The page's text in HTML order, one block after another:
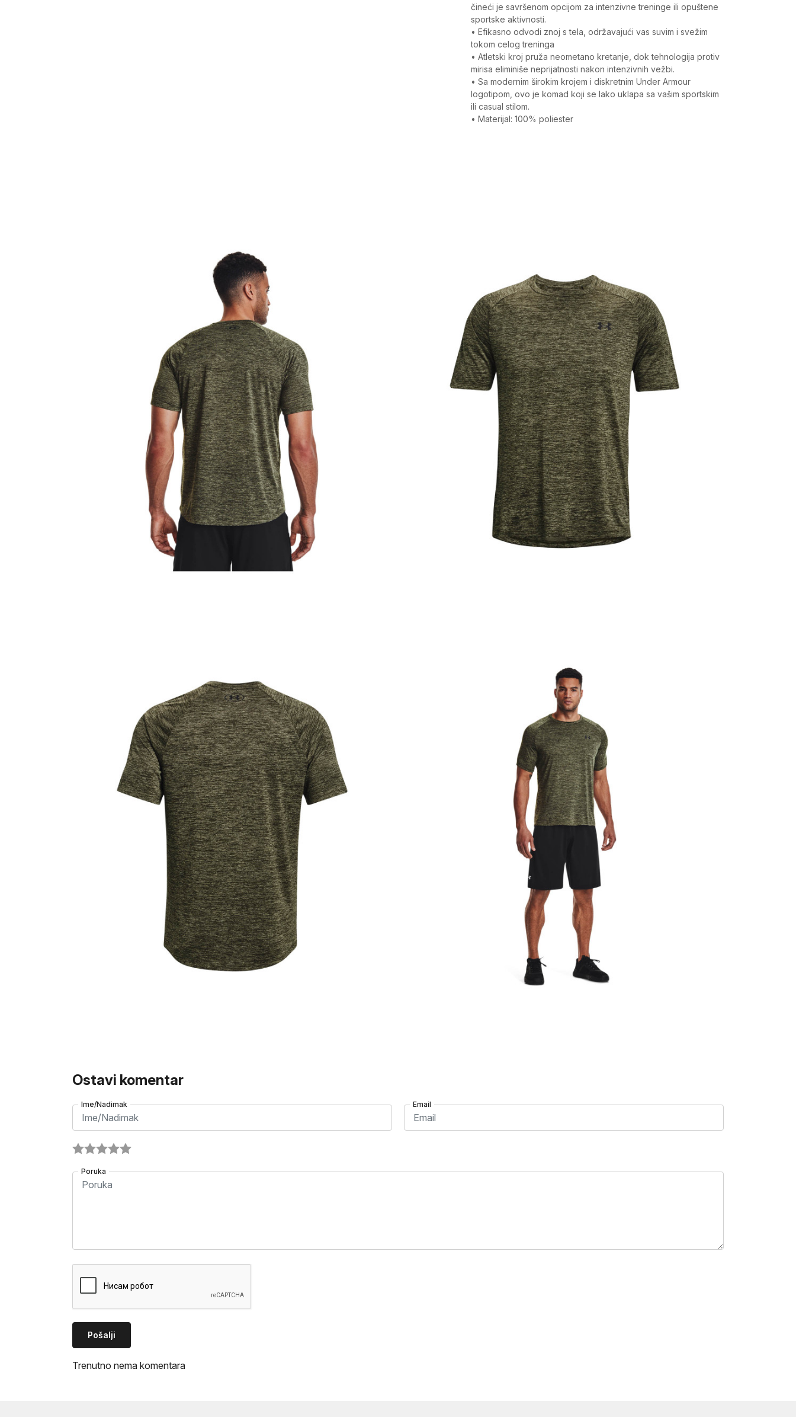
čineći je savršenom opcijom za intenzivne treninge ili opuštene
sportske aktivnosti.
• Efikasno odvodi znoj s tela, održavajući vas suvim i svežim
tokom celog treninga
• Atletski kroj pruža neometano kretanje, dok tehnologija protiv
mirisa eliminiše neprijatnosti nakon intenzivnih vežbi.
• Sa modernim širokim krojem i diskretnim Under Armour
logotipom, ovo je komad koji se lako uklapa sa vašim sportskim
ili casual stilom.
• Materijal: 100% poliester
Ostavi komentar
Ime/Nadimak Email
Poruka
Pošalji
Trenutno nema komentara